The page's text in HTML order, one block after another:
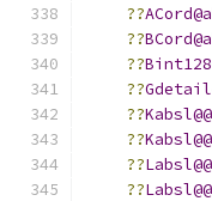
??
??
??
??
??
??
??
??